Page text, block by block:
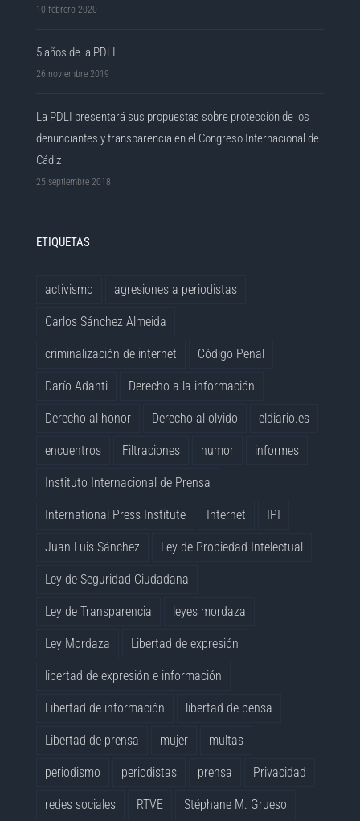
10 febrero 2020
5 años de la PDLI
26 noviembre 2019
La PDLI presentará sus propuestas sobre protección de los
denunciantes y transparencia en el Congreso Internacional de
Cádiz
25 septiembre 2018
ETIQUETAS
activismo agresiones a periodistas
Carlos Sánchez Almeida
criminalización de internet Código Penal
Darío Adanti Derecho a la información
Derecho al honor Derecho al olvido eldiario.es
encuentros Filtraciones humor informes
Instituto Internacional de Prensa
International Press Institute Internet IPI
Juan Luis Sánchez Ley de Propiedad Intelectual
Ley de Seguridad Ciudadana
Ley de Transparencia leyes mordaza
Ley Mordaza Libertad de expresión
libertad de expresión e información
Libertad de información libertad de pensa
Libertad de prensa mujer multas
periodismo periodistas prensa Privacidad
redes sociales RTVE Stéphane M. Grueso